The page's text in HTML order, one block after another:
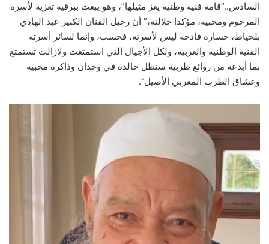
السادس..”قامة فنية وطنية يعز مثيلها”، وهو يبعث ببرقية تعزية لأسرة
المرحوم ومحبيه، مؤكدا جلالته،” أن رحيل الفنان الكبير عبد الهادي
بلخياط، خسارة فادحة ليس لأسرته، فحسب، وإنما لسائر أسرته
الفنية الوطنية والعربية، ولكل الأجيال التي استمتعت ولازالت تستمتع
بما أبدعه من روائع طربية ستظل خالدة في وجدان وذاكرة محبيه
وعشاق الطرب المغربي الأصيل”.